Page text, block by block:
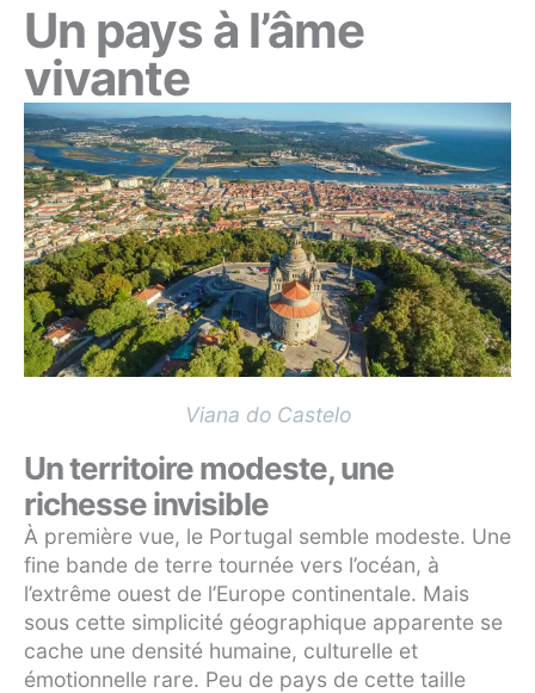
Un pays à l’âme
vivante
Viana do Castelo
Un territoire modeste, une
richesse invisible
À première vue, le Portugal semble modeste. Une
fine bande de terre tournée vers l’océan, à
l’extrême ouest de l’Europe continentale. Mais
sous cette simplicité géographique apparente se
cache une densité humaine, culturelle et
émotionnelle rare. Peu de pays de cette taille